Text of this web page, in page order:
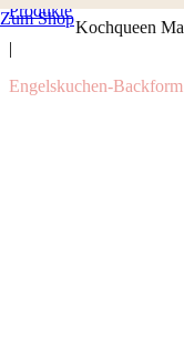
Zum Shop
Produkte
|
Engelskuchen-Backform